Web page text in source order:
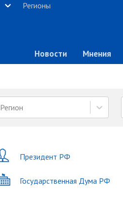
Регионы
Новости Мнения
Регион
Президент РФ
Государственная Дума РФ